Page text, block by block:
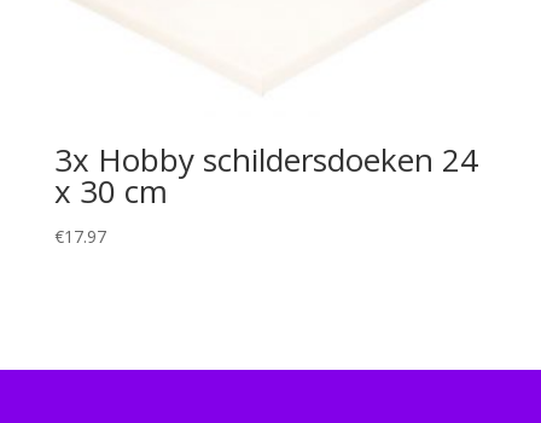
3x Hobby schildersdoeken 24
x 30 cm
€17.97